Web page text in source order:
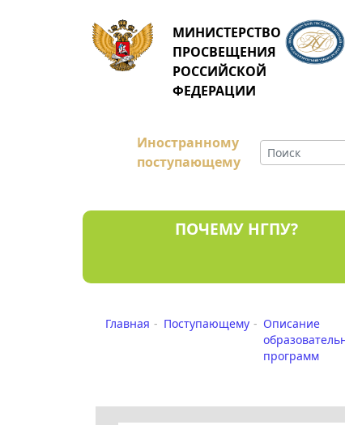
МИНИСТЕРСТВО
ПРОСВЕЩЕНИЯ
РОССИЙСКОЙ
ФЕДЕРАЦИИ
Иностранному
поступающему
ПОЧЕМУ НГПУ?
Главная Поступающему
Описание
программ